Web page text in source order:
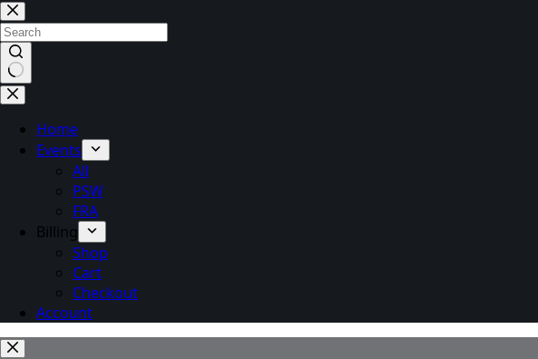
Skip
to
content
No
Home
Events
All
PSW
FRA
Billing
Shop
Cart
Checkout
Account